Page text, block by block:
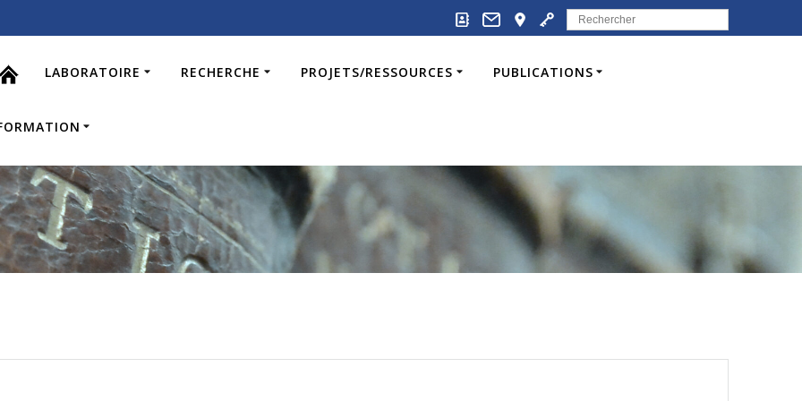
Search
for:
LABORATOIRE RECHERCHE PROJETS/RESSOURCES PUBLICATIONS